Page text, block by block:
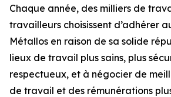
Chaque année, des milliers de
travailleurs choisissent d’adhérer
Métallos en raison de sa solide
lieux de travail plus sains, plus
respectueux, et à négocier de
de travail et des rémunérations